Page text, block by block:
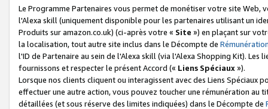
Le Programme Partenaires vous permet de monétiser votre site Web,
l'Alexa skill (uniquement disponible pour les partenaires utilisant un
Produits sur amazon.co.uk) (ci-après votre « Site ») en plaçant sur
la localisation, tout autre site inclus dans le Décompte de
l'ID de Partenaire au sein de l'Alexa skill (via l'Alexa Shopping Kit).
fournissons et respecter le présent Accord (« Liens Spéciaux»).
Lorsque nos clients cliquent ou interagissent avec des Liens Spéciaux
effectuer une autre action, vous pouvez toucher une rémunération
détaillées (et sous réserve des limites indiquées) dans le Décompte de